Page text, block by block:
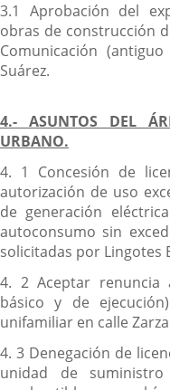
3.1 Aprobación del
obras de construcción
Comunicación
Suárez.
4.- ASUNTOS DEL
URBANO.
4. 1 Concesión de
autorización de uso
de generación
autoconsumo sin
solicitadas por Lingotes
4. 2 Aceptar renuncia
básico y de
unifamiliar en calle Zarza
4. 3 Denegación de
unidad de